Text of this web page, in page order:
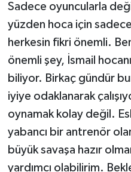
Sadece oyuncularla
yüzden hoca için
herkesin fikri önemli.
önemli şey, İsmail
biliyor. Birkaç gündür
iyiye odaklanarak
oynamak kolay değil.
yabancı bir antrenör
büyük savaşa hazır
yardımcı olabilirim.